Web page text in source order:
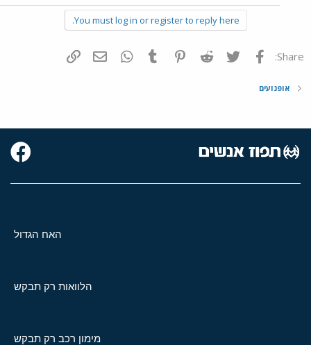
You must log in or register to reply here.
Share: פייסבוק Twitter
Reddit
Pinterest
Tumblr
WhatsAppדואר אלקטרוני
אופנועים
האח הגדול
הלוואות רק תבקש
מימון רכב רק תבקש